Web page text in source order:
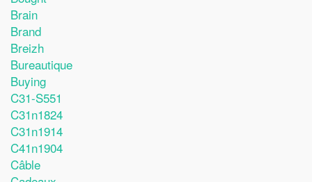
Brain
Brand
Breizh
Bureautique
Buying
C31-S551
C31n1824
C31n1914
C41n1904
Câble